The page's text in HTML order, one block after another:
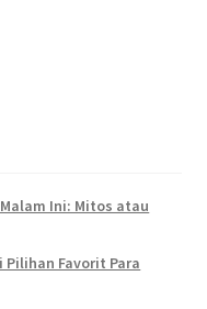
Ini: Mitos atau
Pilihan Favorit Para